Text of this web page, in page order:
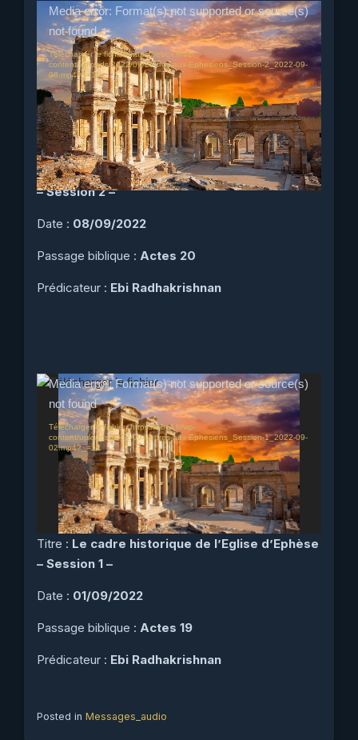
Lecteur
vidéo
Media error: Format(s) not supported or source(s)
not found
Télécharger le fichier: https://ebc-l.fr/wp-
content/uploads/2022/09/Lettres-aux-Ephesiens_Session-2_2022-09-
08.mp4?_=11
Titre :Le cadre historique de l’Eglise d’Ephèse
– Session 2 –
Date : 08/09/2022
Passage biblique : Actes 20
Prédicateur : Ebi Radhakrishnan
Lecteur
vidéo
Media error: Format(s) not supported or source(s)
not found
Télécharger le fichier: https://ebc-l.fr/wp-
content/uploads/2022/09/Lettres-aux-Ephesiens_Session-1_2022-09-
02.mp4?_=12
Titre : Le cadre historique de l’Eglise d’Ephèse
– Session 1 –
Date : 01/09/2022
Passage biblique : Actes 19
Prédicateur : Ebi Radhakrishnan
Posted in Messages_audio